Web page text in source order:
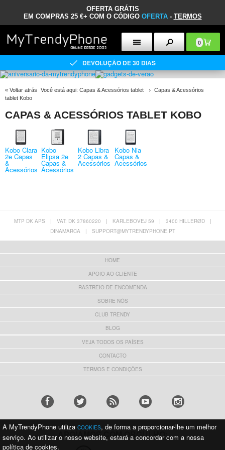
OFERTA GRÁTIS
EM COMPRAS 25 €+ COM O CÓDIGO OFERTA- TERMOS
0
DEVOLUÇÃO DE 30 DIAS
« Voltar atrás Você está aqui: Capas & Acessórios tablet
Capas & Acessórios
tablet Kobo
CAPAS & ACESSÓRIOS TABLET KOBO
Kobo Clara
2e Capas
&
Acessórios
Kobo
Elipsa 2e
Capas &
Acessórios
Kobo Libra
2 Capas &
Acessórios
Kobo Nia
Capas &
Acessórios
MTP DK APS | VAT: DK 37860220 | KARLEBOVEJ 59 | 3400 HILLERØD
|
DINAMARCA
| SUPPORT@MYTRENDYPHONE.PT
HOME
APOIO AO CLIENTE
RASTREIO DE ENCOMENDA
SOBRE NÓS
CLUB TRENDY
BLOG
VEJA TODOS OS PAÍSES
CONTACTO
TERMOS E CONDIÇÕES
APOIAMOS COM ORGULHO:
A MyTrendyPhone utiliza COOKIES, de forma a proporcionar-lhe um melhor
serviço. Ao utilizar o nosso website, estará a concordar com a nossa
política de cookies.